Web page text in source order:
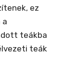
ez
a
teákba
teák